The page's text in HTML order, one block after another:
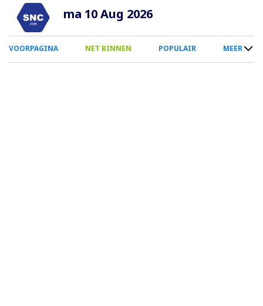
Overslaan
naar
inhoud
ma 10 Aug 2026
0
Smartphone
VOORPAGINA NET BINNEN POPULAIR MEER